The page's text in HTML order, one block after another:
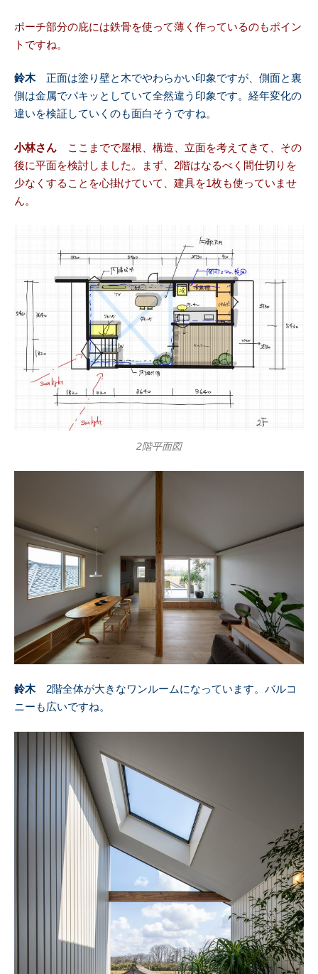
ポーチ部分の庇には鉄骨を使って薄く作っているのもポイン
トですね。
鈴木正面は塗り壁と木でやわらかい印象ですが、側面と裏
側は金属でパキッとしていて全然違う印象です。経年変化の
違いを検証していくのも面白そうですね。
小林さん ここまでで屋根、構造、立面を考えてきて、その
後に平面を検討しました。まず、2階はなるべく間仕切りを
少なくすることを心掛けていて、建具を1枚も使っていませ
ん。
2階平面図
鈴木2階全体が大きなワンルームになっています。バルコ
ニーも広いですね。